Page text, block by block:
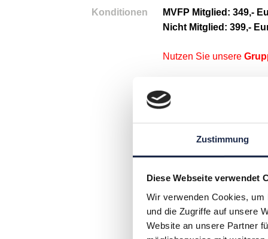
Zustimmung
Diese Webseite verwendet
Wir verwenden Cookies,
und die Zugriffe auf unsere
Website an unsere Partner
Konditionen MVFP Mitglied: 349,-
Nicht Mitglied: 399,-
Nutzen Sie unsere
Q&A mit dem
• Keine Reisekosten
• Intensiver Austausch
• Bequem aus dem
Das ONLINE-Seminar
Allgemeinen